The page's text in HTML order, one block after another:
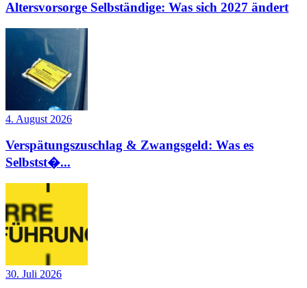
Altersvorsorge Selbständige: Was sich 2027 ändert
4. August 2026
Verspätungszuschlag & Zwangsgeld: Was es
Selbstst�...
30. Juli 2026